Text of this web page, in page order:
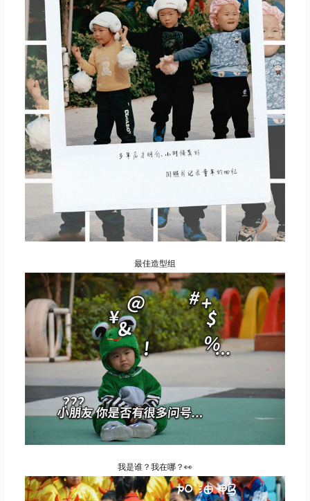
最佳造型组
我是谁？我在哪？👀